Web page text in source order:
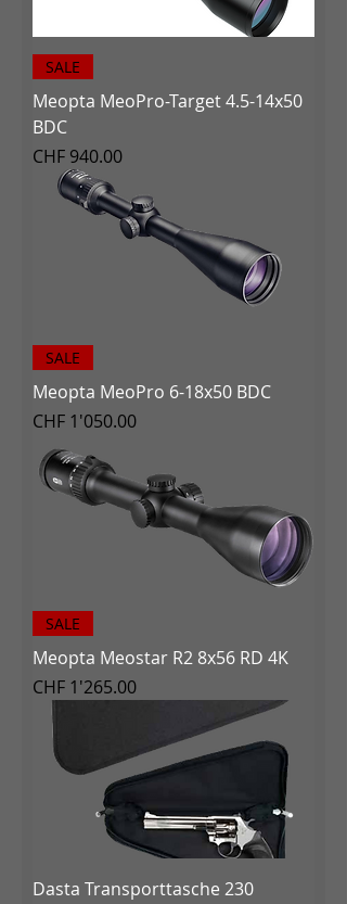
SALE
Meopta MeoPro-Target 4.5-14x50
BDC
Preis
CHF 940.00
SALE
Meopta MeoPro 6-18x50 BDC
Preis
CHF 1'050.00
SALE
Meopta Meostar R2 8x56 RD 4K
Preis
CHF 1'265.00
Dasta Transporttasche 230